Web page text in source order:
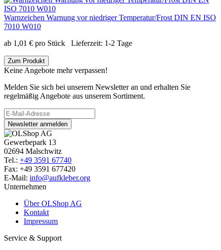
Warnzeichen Warnung vor niedriger Temperatur/Frost DIN EN ISO
7010 W010
ab 1,01 € pro Stück Lieferzeit: 1-2 Tage
Zum Produkt
Keine Angebote mehr verpassen!
Melden Sie sich bei unserem Newsletter an und erhalten Sie
regelmäßig Angebote aus unserem Sortiment.
Newsletter anmelden
Gewerbepark 13
02694 Malschwitz
Tel.: +49 3591 67740
Fax: +49 3591 677420
E-Mail: info@aufkleber.org
Unternehmen
Über OLShop AG
Kontakt
Impressum
Service & Support